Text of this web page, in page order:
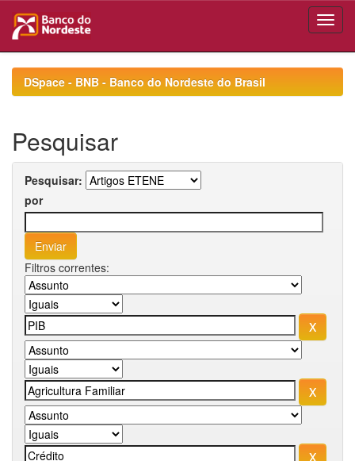
navigationDSpace - BNB - Banco do Nordeste do Brasil
Pesquisar
Pesquisar:
por
Filtros correntes: